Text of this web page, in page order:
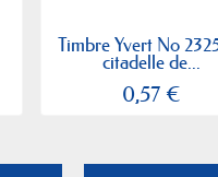
Timbre Yvert No
citadelle de...
0,57 €